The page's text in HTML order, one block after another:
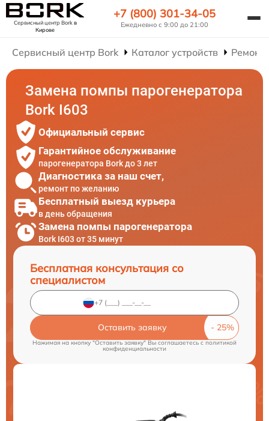
Сервисный центр Borkв
Кирове
+7 (800) 301-34-05
Ежедневно с 9:00 до 21:00
Сервисный центр Bork Каталог устройств Ремонт
Замена помпы парогенератора
Bork I603
Официальный сервис
Гарантийное обслуживание
парогенератора Bork до 3 лет
Диагностика за наш счет,
ремонт по желанию
Бесплатный выезд курьера
в день обращения
Замена помпы парогенератора
Bork I603 от 35 минут
Бесплатная консультация со
специалистом
Оставить заявку
Нажимая на кнопку "Оставить заявку" Вы соглашаетесь cполитикой
конфиденциальности